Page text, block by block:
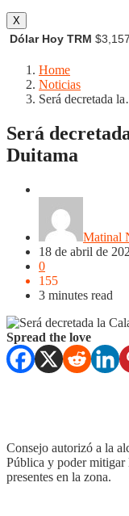
X
Dólar Hoy TRM
Home
Noticias
Será decretada
Será
Duitama
Matinal
18 de abril de
0
155
3 minutes read
Spread the love
Consejo autorizó a la
Pública y poder mitigar
presentes en la zona.